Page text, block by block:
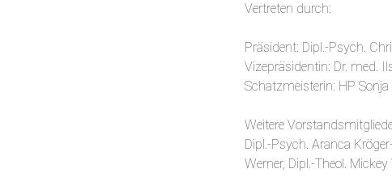
Vertreten durch:
Präsident: Dipl.-Psych.
Vizepräsidentin: Dr. med.
Schatzmeisterin: HP
Weitere
Dipl.-Psych. Aranca
Werner, Dipl.-Theol. Mickey